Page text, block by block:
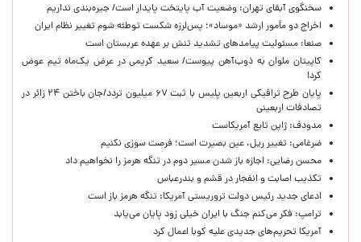
سخنگوی آبفای تهران: وضعیت آب پایتخت پایدار است/ جیره‌بندی نداریم
اخراج دو مأمور ارشد «موساد»؛ پس‌لرزه شکست توطئه شوم تغییر نظام ایران
صنعا: مسئولیت پیامدهای تشدید تنش بر عهده عربستان است
کاپیتان ملوان به ذوب‌آهن پیوست/ سعید کریمی در عرض یک‌ماه تیم عوض
کرد!
پایان طرح ترافیکی اربعین پلیس با ثبت ۶۷ میلیون تردد/جان باختن ۲۴ زائر در
تصادفات اربعینی
مدودف: ژاپن تابع آمریکاست
ضرغامی: تغییر ریل، عین بصیرت است؛ فرصت سوزی نکنیم
محسن رضایی: اجازه باز شدن مسیر دوم در تنگه هرمز را نخواهیم داد
تکذیب اصابت و انفجار در قشم و بندرعباس
ادعای جدید رئیس دولت تروریستی آمریکا: تنگه هرمز باز است
ترامپ: فکر می‌کنم جنگ با ایران خیلی زود پایان می‌یابد
آمریکا تحریم‌های جدیدی علیه کوبا اعمال کرد